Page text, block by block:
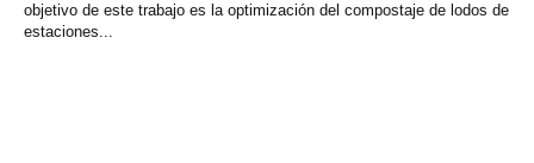
objetivo de este trabajo es la optimización del compostaje de lodos de
estaciones...